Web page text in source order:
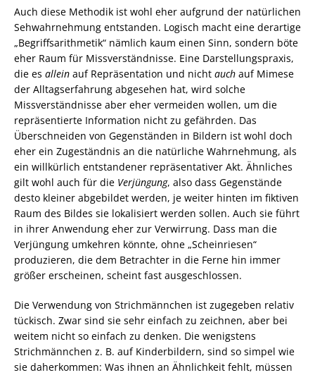
Auch diese Methodik ist wohl eher aufgrund der natürlichen
Sehwahrnehmung entstanden. Logisch macht eine derartige
„Begriffsarithmetik“ nämlich kaum einen Sinn, sondern böte
eher Raum für Missverständnisse. Eine Darstellungspraxis,
die es allein auf Repräsentation und nicht auch auf Mimese
der Alltagserfahrung abgesehen hat, wird solche
Missverständnisse aber eher vermeiden wollen, um die
repräsentierte Information nicht zu gefährden. Das
Überschneiden von Gegenständen in Bildern ist wohl doch
eher ein Zugeständnis an die natürliche Wahrnehmung, als
ein willkürlich entstandener repräsentativer Akt. Ähnliches
gilt wohl auch für die Verjüngung, also dass Gegenstände
desto kleiner abgebildet werden, je weiter hinten im fiktiven
Raum des Bildes sie lokalisiert werden sollen. Auch sie führt
in ihrer Anwendung eher zur Verwirrung. Dass man die
Verjüngung umkehren könnte, ohne „Scheinriesen“
produzieren, die dem Betrachter in die Ferne hin immer
größer erscheinen, scheint fast ausgeschlossen.
Die Verwendung von Strichmännchen ist zugegeben relativ
tückisch. Zwar sind sie sehr einfach zu zeichnen, aber bei
weitem nicht so einfach zu denken. Die wenigstens
Strichmännchen z. B. auf Kinderbildern, sind so simpel wie
sie daherkommen: Was ihnen an Ähnlichkeit fehlt, müssen